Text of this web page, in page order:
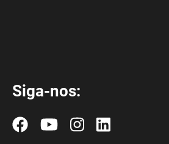
Siga-nos: